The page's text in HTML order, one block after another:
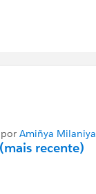
Amiñya Milaniya
recente)